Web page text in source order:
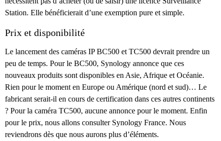
Station. Elle bénéficierait d’une exemption pure et simple.
Prix et disponibilité
Le lancement des caméras IP BC500 et TC500 devrait prendre un
peu de temps. Pour le BC500, Synology annonce que ces
nouveaux produits sont disponibles en Asie, Afrique et Océanie.
Rien pour le moment en Europe ou Amérique (nord et sud)… Le
fabricant serait-il en cours de certification dans ces autres continents
? Pour la caméra TC500, aucune annonce pour le moment. Enfin
pour le prix, nous allons consulter Synology France. Nous
reviendrons dès que nous aurons plus d’éléments.